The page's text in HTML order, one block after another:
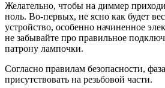
Желательно, чтобы на диммер
ноль. Во-первых, не ясно как будет
устройство, особенно начиненное
не забывайте про правильное
патрону лампочки.
Согласно правилам безопасности,
присутствовать на резьбовой части.